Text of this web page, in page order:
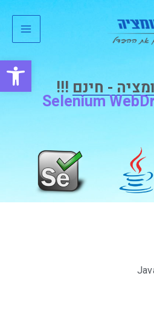
פתח
Main
- חינם !!!
Selenium